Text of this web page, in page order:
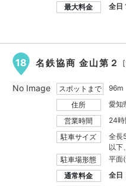
最大料金
全
18 名鉄協商 金山第２
スポットまで
96m
住所
愛知
営業時間
24時
駐車サイズ
全長
以下
駐車場形態
平面
通常料金
全
No Image